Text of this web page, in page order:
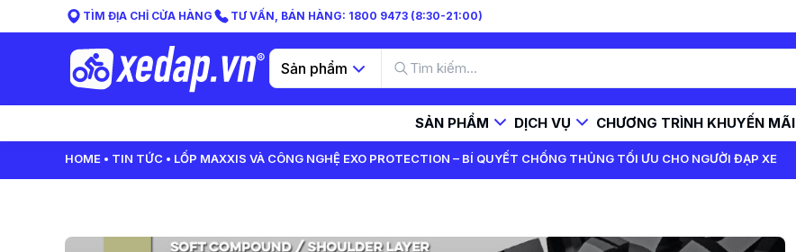
TÌM ĐỊA CHỈ CỬA HÀNG TƯ VẤN, BÁN HÀNG: 1800 9473 (8:30-21:00)
Sản phẩm
SẢN PHẨM DỊCH VỤ CHƯƠNG TRÌNH KHUYẾN MÃI
HOME TIN TỨC LỐP MAXXIS VÀ CÔNG NGHỆ EXO PROTECTION – BÍ QUYẾT CHỐNG THỦNG TỐI ƯU CHO NGƯỜI ĐẠP XE